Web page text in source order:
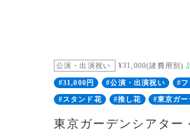
公演・出演祝い ¥31,000(諸費用別)
#31,000円 #公演・出演祝い #
#スタンド花
#推し花 #東京ガ
東京ガーデンシアタ